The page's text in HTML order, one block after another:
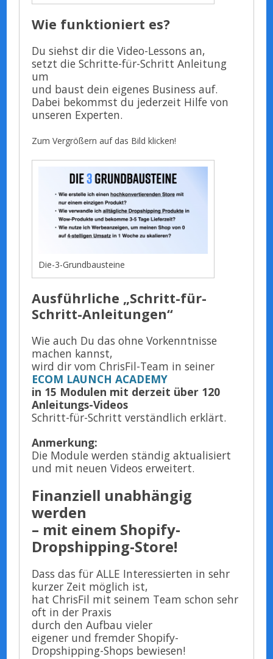
Wie funktioniert es?
Du siehst dir die Video-Lessons an,
setzt die Schritte-für-Schritt Anleitung
um
und baust dein eigenes Business auf.
Dabei bekommst du jederzeit Hilfe von
unseren Experten.
Zum Vergrößern auf das Bild klicken!
Die-3-Grundbausteine
Ausführliche „Schritt-für-
Schritt-Anleitungen“
Wie auch Du das ohne Vorkenntnisse
machen kannst,
wird dir vom ChrisFil-Team in seiner
ECOM LAUNCH ACADEMY
in 15 Modulen mit derzeit über 120
Anleitungs-Videos
Schritt-für-Schritt verständlich erklärt.
Anmerkung:
Die Module werden ständig aktualisiert
und mit neuen Videos erweitert.
Finanziell unabhängig
werden
– mit einem Shopify-
Dropshipping-Store!
Dass das für ALLE Interessierten in sehr
kurzer Zeit möglich ist,
hat ChrisFil mit seinem Team schon sehr
oft in der Praxis
durch den Aufbau vieler
eigener und fremder Shopify-
Dropshipping-Shops bewiesen!